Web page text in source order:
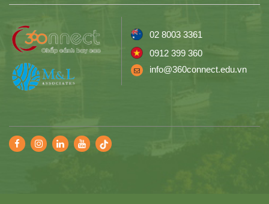
02 8003 3361
0912 399 360
info@360connect.edu.vn